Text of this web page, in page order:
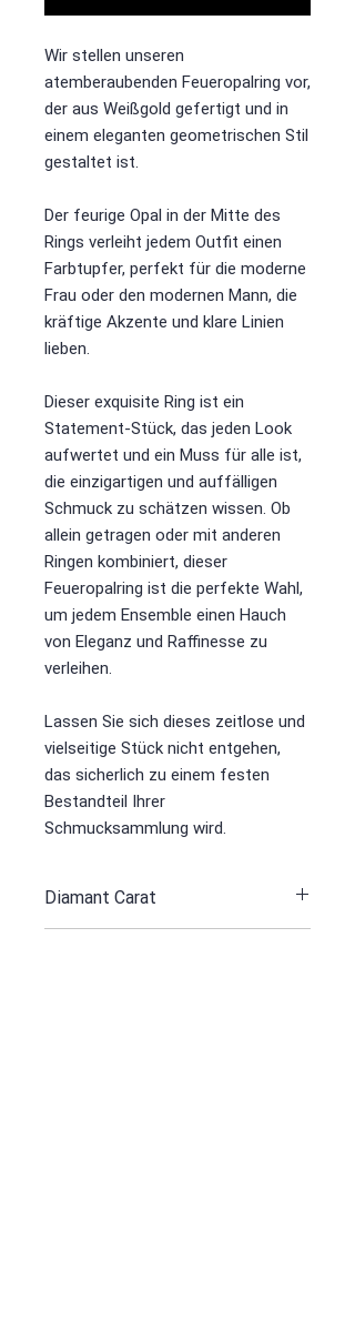
Wir stellen unseren
atemberaubenden Feueropalring vor,
der aus Weißgold gefertigt und in
einem eleganten geometrischen Stil
gestaltet ist.
Der feurige Opal in der Mitte des
Rings verleiht jedem Outfit einen
Farbtupfer, perfekt für die moderne
Frau oder den modernen Mann, die
kräftige Akzente und klare Linien
lieben.
Dieser exquisite Ring ist ein
Statement-Stück, das jeden Look
aufwertet und ein Muss für alle ist,
die einzigartigen und auffälligen
Schmuck zu schätzen wissen. Ob
allein getragen oder mit anderen
Ringen kombiniert, dieser
Feueropalring ist die perfekte Wahl,
um jedem Ensemble einen Hauch
von Eleganz und Raffinesse zu
verleihen.
Lassen Sie sich dieses zeitlose und
vielseitige Stück nicht entgehen,
das sicherlich zu einem festen
Bestandteil Ihrer
Schmucksammlung wird.
Diamant Carat